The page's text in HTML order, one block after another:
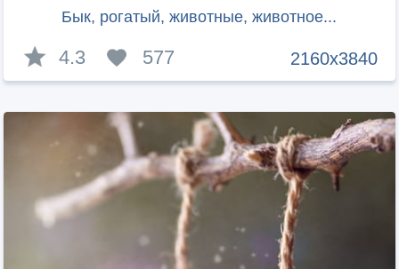
Бык, рогатый, животные, животное...
2160x3840
4.3 577